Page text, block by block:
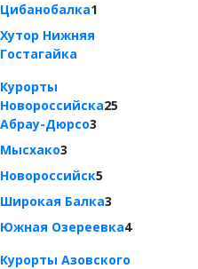
Цибанобалка1
Хутор Нижняя
Гостагайка
Курорты
Новороссийска25
Абрау-Дюрсо3
Мысхако3
Новороссийск5
Широкая Балка3
Южная Озереевка4
Курорты Азовского